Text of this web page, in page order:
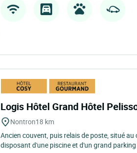
Logis Hôtel Grand Hôtel
Nontron18 km
Ancien couvent, puis relais de poste, situé au
disposant d'une piscine et d'un grand